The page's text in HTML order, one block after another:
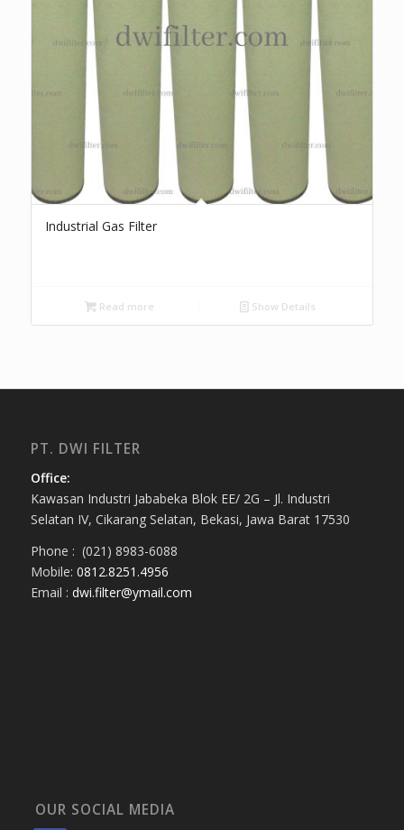
Industrial Gas Filter
Read more Show Details
PT. DWI FILTER
Office:
Kawasan Industri Jababeka Blok EE/ 2G – Jl. Industri
Selatan IV, Cikarang Selatan, Bekasi, Jawa Barat 17530
Phone : (021) 8983-6088
Mobile: 0812.8251.4956
Email : dwi.filter@ymail.com
OUR SOCIAL MEDIA